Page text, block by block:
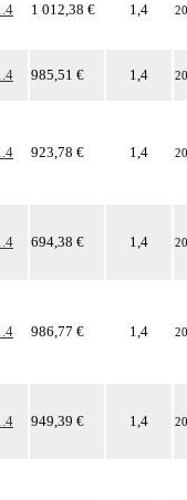
1 012,38 € 1,4
985,51 € 1,4
923,78 € 1,4
694,38 € 1,4
986,77 € 1,4
949,39 € 1,4